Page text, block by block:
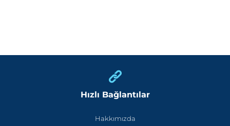
Hızlı Bağlantılar
Hakkımızda